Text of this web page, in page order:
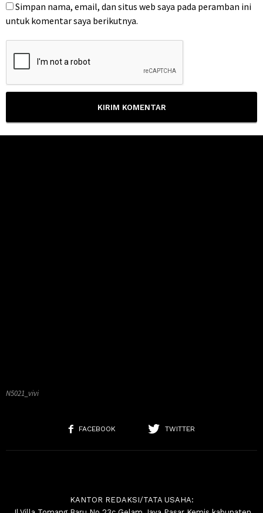
Simpan nama, email, dan situs web saya pada peramban ini
untuk komentar saya berikutnya.
N5021_vivi
FACEBOOK TWITTER
KANTOR REDAKSI/TATA USAHA: